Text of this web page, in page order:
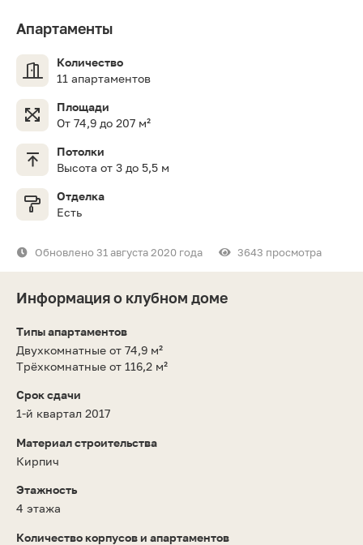
Апартаменты
Количество
11 апартаментов
Площади
От 74,9 до 207 м²
Потолки
Высота от 3 до 5,5 м
Отделка
Есть
Обновлено 31 августа 2020 года 3643 просмотра
Информация о клубном доме
Типы апартаментов
Двухкомнатные от 74,9 м²
Трёхкомнатные от 116,2 м²
Срок сдачи
1-й квартал 2017
Материал строительства
Кирпич
Этажность
4 этажа
Количество корпусов и апартаментов